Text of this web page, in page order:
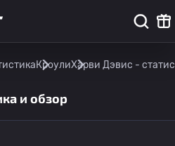
КроулиХарви Дэвис -
и обзор